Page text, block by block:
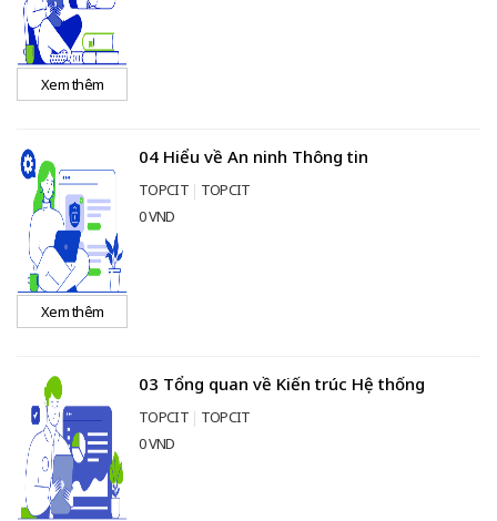
Xem thêm
04 Hiểu về An ninh Thông tin
TOPCIT
TOPCIT
0 VND
Xem thêm
03 Tổng quan về Kiến trúc Hệ thống
TOPCIT
TOPCIT
0 VND